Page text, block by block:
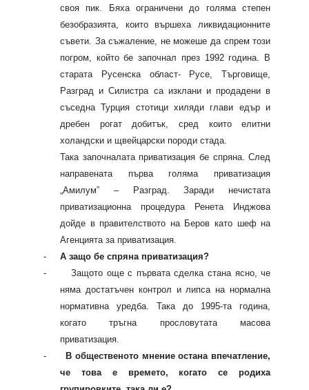
своя пик. Бяха ограничени до голяма степен
безобразията, които вършеха ликвидационните
съвети. За съжаление, не можеше да спрем този
погром, който бе започнал през 1992 година. В
старата Русенска област- Русе, Търговище,
Разград и Силистра са изклани и продадени в
съседна Турция стотици хиляди глави едър и
дребен рогат добитък, сред които елитни
холандски и щвейцарски породи стада.
Така започналата приватизация бе спряна. След
направената първа голяма приватизация
„Амилум” – Разград. Заради нечистата
приватизационна процедура Ренета Инджова
дойде в правителството на Беров като шеф на
Агенцията за приватизация.
-
А защо бе спряна приватизация?
-
Защото още с първата сделка стана ясно, че
няма достатъчен контрол и липса на нормална
нормативна уредба. Така до 1995-та година,
когато тръгна прословутата масова
приватизация.
-
В общественото мнение остана впечатление,
че това е времето, когато се родиха